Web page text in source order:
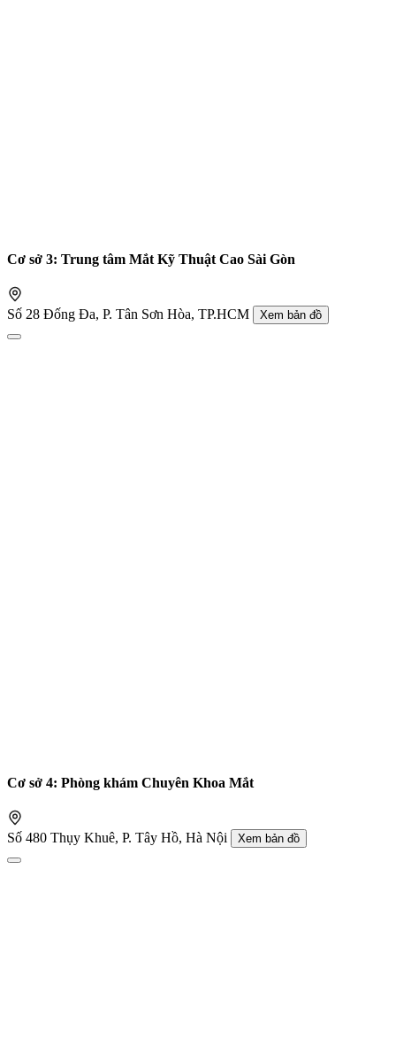
Cơ sở 3: Trung tâm Mắt Kỹ Thuật Cao Sài Gòn
Số 28 Đống Đa, P. Tân Sơn Hòa, TP.HCM Xem bản đồ
Cơ sở 4: Phòng khám Chuyên Khoa Mắt
Số 480 Thụy Khuê, P. Tây Hồ, Hà Nội Xem bản đồ